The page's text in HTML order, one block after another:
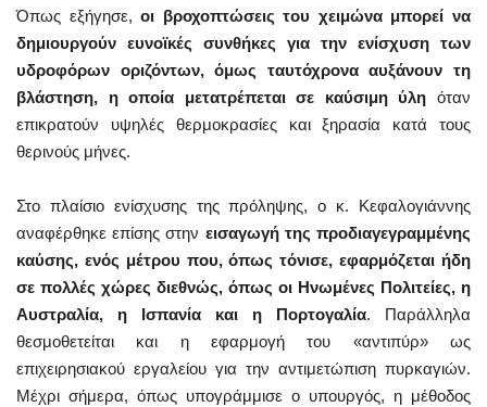
Όπως εξήγησε,οι βροχοπτώσεις του χειμώνα μπορεί να
δημιουργούν ευνοϊκές συνθήκες για την ενίσχυση των
υδροφόρων οριζόντων, όμως ταυτόχρονα αυξάνουν τη
βλάστηση, η οποία μετατρέπεται σε καύσιμη ύλη όταν
επικρατούν υψηλές θερμοκρασίες και ξηρασία κατά τους
θερινούς μήνες.
Στο πλαίσιο ενίσχυσης της πρόληψης, ο κ. Κεφαλογιάννης
αναφέρθηκε επίσης στην εισαγωγή της προδιαγεγραμμένης
καύσης, ενός μέτρου που, όπως τόνισε, εφαρμόζεται ήδη
σε πολλές χώρες διεθνώς, όπως οι Ηνωμένες Πολιτείες, η
Αυστραλία, η Ισπανία και η Πορτογαλία. Παράλληλα
θεσμοθετείται και η εφαρμογή του «αντιπύρ» ως
επιχειρησιακού εργαλείου για την αντιμετώπιση πυρκαγιών.
Μέχρι σήμερα, όπως υπογράμμισε ο υπουργός, η μέθοδος